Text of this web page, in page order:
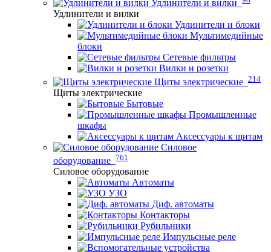
Удлинители и вилки
Удлинители и вилки
Удлинители и блоки
Мультимедийные
блоки
Сетевые фильтры
Вилки и розетки
Щиты электрические 214
Щиты электрические
Бытовые
Промышленные
шкафы
Аксессуары к щитам
Силовое
оборудование 761
Силовое оборудование
Автоматы
УЗО
Диф. автоматы
Контакторы
Рубильники
Импульсные реле